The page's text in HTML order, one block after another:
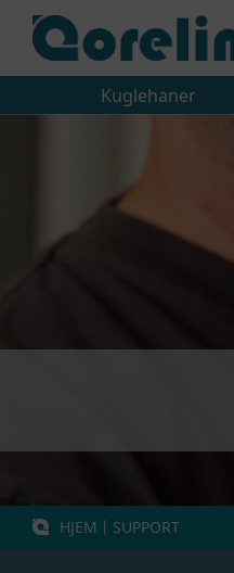
Kuglehaner
HJEM 丨 SUPPORT